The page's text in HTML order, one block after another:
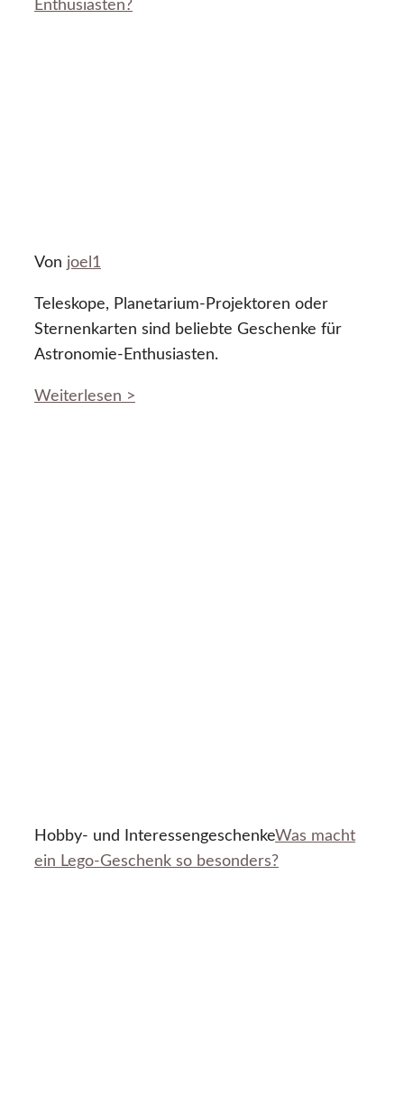
Enthusiasten?
Von joel1
Teleskope, Planetarium-Projektoren oder
Sternenkarten sind beliebte Geschenke für
Astronomie-Enthusiasten.
Weiterlesen >
Hobby- und InteressengeschenkeWas macht
ein Lego-Geschenk so besonders?